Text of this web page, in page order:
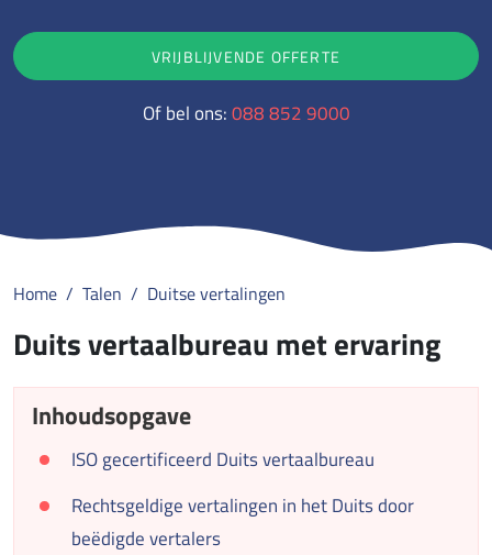
VRIJBLIJVENDE OFFERTE
Of bel ons:088 852 9000
Home Talen Duitse vertalingen
Duits vertaalbureau met ervaring
Inhoudsopgave
ISO gecertificeerd Duits vertaalbureau
Rechtsgeldige vertalingen in het Duits door
beëdigde vertalers